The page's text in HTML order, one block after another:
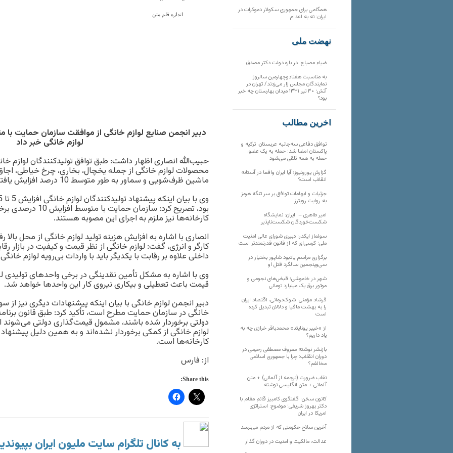
اندازه قلم متن
لوازم خانگی خبر داد
حبیب‌الله انصاری اظهار داشت: طبق توافق تولیدکنندگان لوازم
محصولات لوازم خانگی از جمله یخچال، بخاری، چرخ خیاطی،
ماشین ظرف‌شویی و سماور به طور متوسط 10 درصد افزایش یافته است.
بود، تصریح کرد:
کارخانه‌ها نیز ملزم به اجرای این مصوبه هستند.
انصاری با اشاره به افزایش هزینه تولید لوازم خانگی از محل
کارگر و انرژی، گفت: لوازم خانگی از نظر قیمت و کیفیت در بازار
داخلی علاوه بر رقابت با یکدیگر باید با واردات بی‌رویه لوازم
وی با اشاره به مشکل تأمین نقدینگی در برخی واحدهای
قیمت باعث تعطیلی و بیکاری نیروی کار این واحدها خواهد شد.
دبیر انجمن لوازم خانگی با بیان اینکه پیشنهادات دیگری نیز از
خانگی در سازمان حمایت مطرح است، تأکید کرد: طبق قانون
دولتی برخوردار شده باشند، مشمول قیمت‌گذاری دولتی
لوازم خانگی از کمکی برخوردار نشده‌اند و به همین دلیل
کارخانه‌ها است.
از: فارس
Share this:
به کانال تلگرام سایت ملیون ایران
همگامی برای جمهوری سکولار دموکرات در
ایران: نه به اعدام
نهضت ملی
ضیاء مصباح: در باره دولت دکتر مصدق
به مناسبت هفتادوچهارمین سالروز:
نمایندگان مجلس زار می‌زدند/ تهران در
آتش؛ ۳۰ تیر ۱۳۳۱ میدان بهارستان چه خبر
بود؟
آخرین مطالب
توافق دفاعی سه‌جانبه عربستان، ترکیه و
پاکستان امضا شد؛ حمله به یک عضو،
حمله به همه تلقی می‌شود
گزارش یورونیوز؛ آیا ایران واقعا در آستانه
انقلاب است؟
جزئیات و ابهامات توافق بر سر تنگه هرمز
به روایت رویترز
امیر طاهری – ایران: نمایشگاه
شکست‌خوردگان شکست‌ناپذیر
سولماز ایکدر: دبیری شورای عالی امنیت
ملی؛ کرسی‌ای که از قانون قدرتمندتر است
برگزاری مراسم یادبود شاپور بختیار در
سی‌وپنجمین سالگرد قتل او
شهر در خاموشی؛ قبض‌های نجومی و
موتور برق یک میلیارد تومانی
فرشاد مؤمنی: شوک‌درمانی، اقتصاد ایران
را به بهشت مافیا و دلالان تبدیل کرده
است
از «خیبر یونایتد» محمدباقر خرازی چه به
یاد داریم؟
بازنشر نوشته معروف مصطفی رحیمی در
دوران انقلاب: چرا با جمهوری اسلامی
مخالفم؟
نقاب ضرورت (ترجمه از آلمانی) + متن
آلمانی + متن انگلیسی نوشته
کانون سخن: گفتگوی کامبیز قائم مقام با
دکتر بهروز شریفی؛ موضوع: استراتژی
امریکا در ایران
آخرین سلاح حکومتی که از مردم می‌ترسد
عدالت، مالکیت و امنیت در دوران گذار